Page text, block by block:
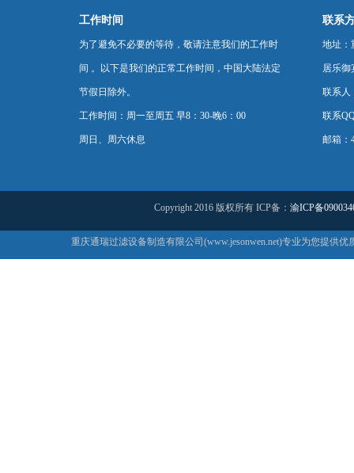
工作时间
为了避免不必要的等待，敬请注意我们的工作时
间 。以下是我们的正常工作时间，中国大陆法定
节假日除外。
工作时间：周一至周五 早8：30-晚6：00
周日、周六休息
联系
地址：
居乐御
联系人
联系
邮箱：
Copyright 2016 版权所有 ICP备： 渝ICP备
重庆通瑞过滤设备制造有限公司(www.jesonwen.net)专业为您提供优